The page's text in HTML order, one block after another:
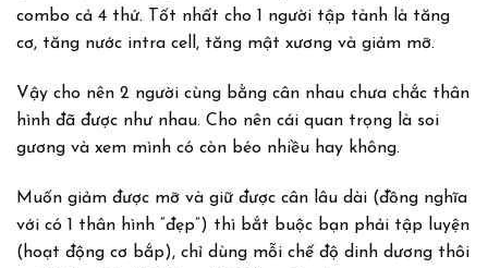
combo cả 4 thứ. Tốt nhất cho 1 người tập tành là tăng
cơ, tăng nước intra cell, tăng mật xương và giảm mỡ.
Vậy cho nên 2 người cùng bằng cân nhau chưa chắc thân
hình đã được như nhau. Cho nên cái quan trọng là soi
gương và xem mình có còn béo nhiều hay không.
Muốn giảm được mỡ và giữ được cân lâu dài (đồng nghĩa
với có 1 thân hình “đẹp”) thì bắt buộc bạn phải tập luyện
(hoạt động cơ bắp), chỉ dùng mỗi chế độ dinh dương thôi